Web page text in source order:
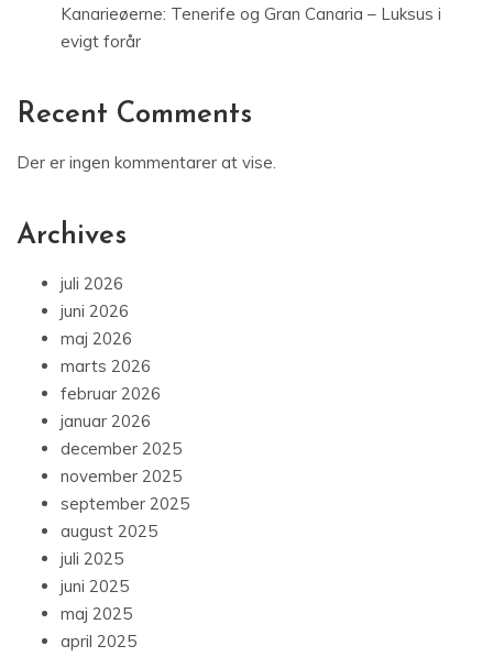
Kanarieøerne: Tenerife og Gran Canaria – Luksus i
evigt forår
Recent Comments
Der er ingen kommentarer at vise.
Archives
juli 2026
juni 2026
maj 2026
marts 2026
februar 2026
januar 2026
december 2025
november 2025
september 2025
august 2025
juli 2025
juni 2025
maj 2025
april 2025